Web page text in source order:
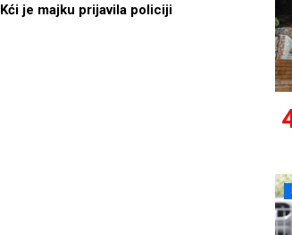
Kći je majku prijavila policiji